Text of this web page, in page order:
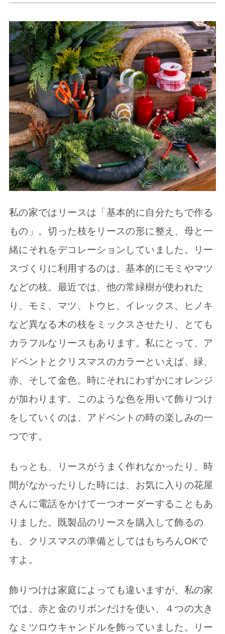
私の家ではリースは「基本的に自分たちで作る
もの」。切った枝をリースの形に整え、母と一
緒にそれをデコレーションしていました。リー
スづくりに利用するのは、基本的にモミやマツ
などの枝。最近では、他の常緑樹が使われた
り、モミ、マツ、トウヒ、イレックス、ヒノキ
など異なる木の枝をミックスさせたり、とても
カラフルなリースもあります。私にとって、ア
ドベントとクリスマスのカラーといえば、緑、
赤、そして金色。時にそれにわずかにオレンジ
が加わります。このような色を用いて飾りつけ
をしていくのは、アドベントの時の楽しみの一
つです。
もっとも、リースがうまく作れなかったり、時
間がなかったりした時には、お気に入りの花屋
さんに電話をかけて一つオーダーすることもあ
りました。既製品のリースを購入して飾るの
も、クリスマスの準備としてはもちろんOKで
すよ。
飾りつけは家庭によっても違いますが、私の家
では、赤と金のリボンだけを使い、４つの大き
なミツロウキャンドルを飾っていました。リー